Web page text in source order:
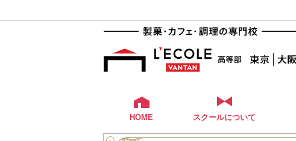
HOME スクールについて